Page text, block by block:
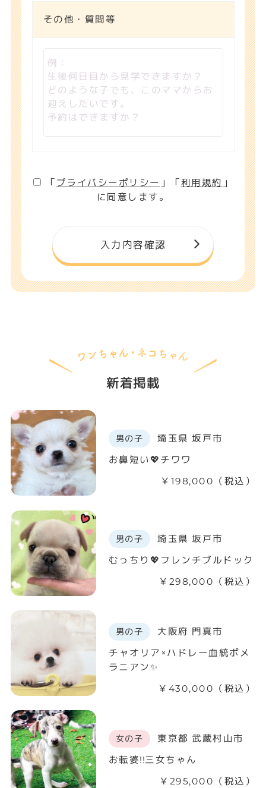
その他・質問等
「 プライバシーポリシー 」「利用規約 」
に同意します。
新着掲載
男の子 埼玉県 坂戸市
お鼻短い💖チワワ
￥198,000（税込）
男の子 埼玉県 坂戸市
むっちり💖フレンチブルドック
￥298,000（税込）
男の子 大阪府 門真市
チャオリア×ハドレー血統ポメ
ラニアン✨
￥430,000（税込）
女の子 東京都 武蔵村山市
お転婆!!三女ちゃん
￥295,000（税込）